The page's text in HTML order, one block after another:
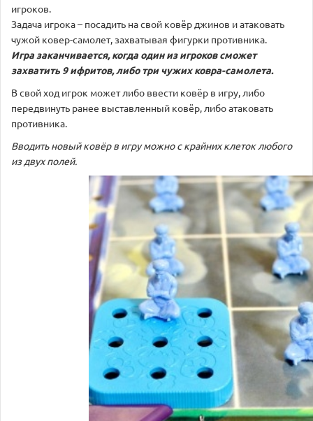
игроков.
Задача игрока – посадить на свой ковёр джинов и атаковать
чужой ковер-самолет, захватывая фигурки противника.
Игра заканчивается, когда один из игроков сможет
захватить 9 ифритов, либо три чужих ковра-самолета.
В свой ход игрок может либо ввести ковёр в игру, либо
передвинуть ранее выставленный ковёр, либо атаковать
противника.
Вводить новый ковёр в игру можно с крайних клеток любого
из двух полей.